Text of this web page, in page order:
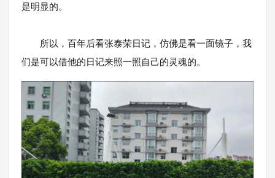
是明显的。
所以，百年后看张泰荣日记，仿佛是看一面镜子，我
们是可以借他的日记来照一照自己的灵魂的。